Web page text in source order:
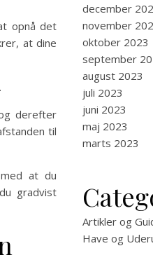
opnå det
at dine
derefter
til
at du
gradvist
december
november
oktober 2023
september
august 2023
juli 2023
juni 2023
maj 2023
marts 2023
Artikler og
Have og